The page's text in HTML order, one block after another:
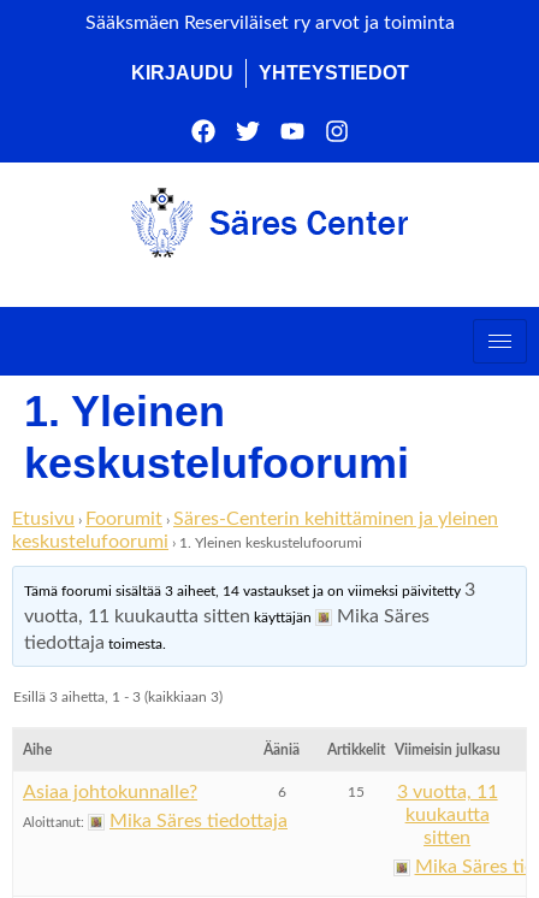
Sääksmäen Reserviläiset ry arvot ja toiminta
KIRJAUDU YHTEYSTIEDOT
1. Yleinen
keskustelufoorumi
Etusivu › Foorumit › Säres-Centerin kehittäminen ja yleinen
keskustelufoorumi › 1. Yleinen keskustelufoorumi
Tämä foorumi sisältää 3 aiheet, 14 vastaukset ja on viimeksi päivitetty 3
vuotta, 11 kuukautta sitten käyttäjän
Mika Säres
tiedottaja toimesta.
Esillä 3 aihetta, 1 - 3 (kaikkiaan 3)
Aihe Ääniä Artikkelit Viimeisin julkasu
Asiaa johtokunnalle?
Aloittanut: Mika Säres tiedottaja
6 15
3 vuotta, 11
kuukautta
sitten
Mika Säres